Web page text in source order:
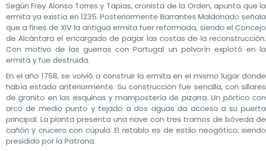
Según Frey Alonso Torres y Tapias, cronista de la Orden, apunta que la
ermita ya existía en 1235. Posteriormente Barrantes Maldonado señala
que a fines de XIV la antigua ermita fuer reformada, siendo el Concejo
de Alcántara el encargado de pagar las costas de la reconstrucción.
Con motivo de las guerras con Portugal un polvorín explotó en la
ermita y fue destruida.
En el año 1768, se volvió a construir la ermita en el mismo lugar donde
había estado anteriormente. Su construcción fue sencilla, con sillares
de granito en las esquinas y mampostería de pizarra. Un pórtico con
arco de medio punto y tejado a dos aguas da acceso a su puerta
principal. La planta presenta una nave con tres tramos de bóveda de
cañón y crucero con cúpula. El retablo es de estilo neogótico, siendo
presidido por la Patrona.